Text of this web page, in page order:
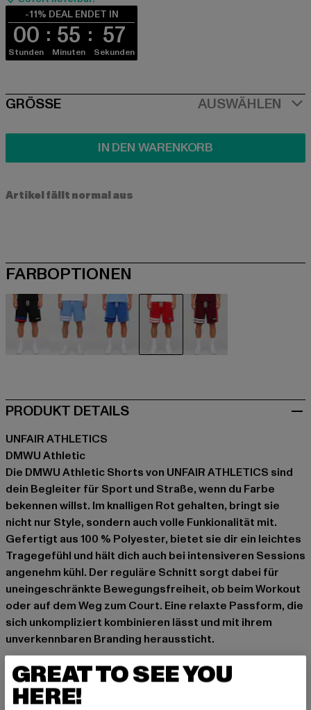
-11% DEAL ENDET IN
00
Stunden
55
Minuten
56
Sekunden
SIZE
GRÖSSE AUSWÄHLEN
IN DEN WARENKORB
Artikel fällt normal aus
FARBOPTIONEN
PRODUKT DETAILS
UNFAIR ATHLETICS
DMWU Athletic
Die DMWU Athletic Shorts von UNFAIR ATHLETICS sind
dein Begleiter für Sport und Straße, wenn du Farbe
bekennen willst. Im knalligen Rot gehalten, bringt sie
nicht nur Style, sondern auch volle Funkionalität mit.
Gefertigt aus 100 % Polyester, bietet sie dir ein leichtes
Tragegefühl und hält dich auch bei intensiveren Sessions
angenehm kühl. Der reguläre Schnitt sorgt dabei für
uneingeschränkte Bewegungsfreiheit, ob beim Workout
oder auf dem Weg zum Court. Eine relaxte Passform, die
sich unkompliziert kombinieren lässt und mit ihrem
unverkennbaren Branding heraussticht.
Details: Brandlogo, Einschubtaschen
Schnitt: Normal
GREAT TO SEE YOU
HERE!